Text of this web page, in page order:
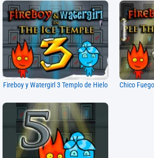
Fireboy y Watergirl 3 Templo de Hielo